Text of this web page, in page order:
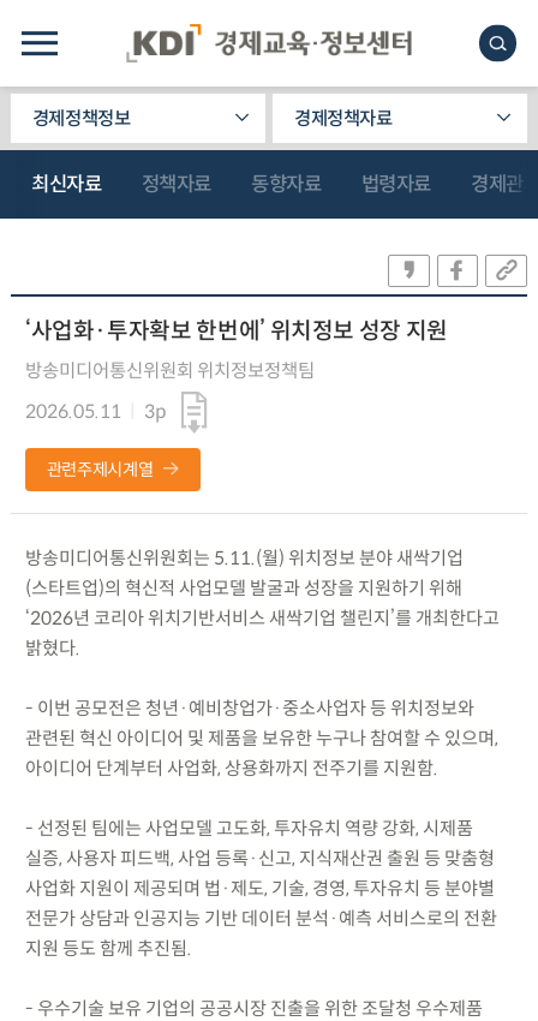
경제정책정보 경제정책자료
최신자료 정책자료 동향자료 법령자료 경제관
‘사업화·투자확보 한번에’ 위치정보 성장 지원
방송미디어통신위원회 위치정보정책팀
2026.05.11
3p
관련주제시계열
방송미디어통신위원회는 5.11.(월) 위치정보 분야 새싹기업
(스타트업)의 혁신적 사업모델 발굴과 성장을 지원하기 위해
‘2026년 코리아 위치기반서비스 새싹기업 챌린지’를 개최한다고
밝혔다.
- 이번 공모전은 청년·예비창업가·중소사업자 등 위치정보와
관련된 혁신 아이디어 및 제품을 보유한 누구나 참여할 수 있으며,
아이디어 단계부터 사업화, 상용화까지 전주기를 지원함.
- 선정된 팀에는 사업모델 고도화, 투자유치 역량 강화, 시제품
실증, 사용자 피드백, 사업 등록·신고, 지식재산권 출원 등 맞춤형
사업화 지원이 제공되며 법·제도, 기술, 경영, 투자유치 등 분야별
전문가 상담과 인공지능 기반 데이터 분석·예측 서비스로의 전환
지원 등도 함께 추진됨.
- 우수기술 보유 기업의 공공시장 진출을 위한 조달청 우수제품